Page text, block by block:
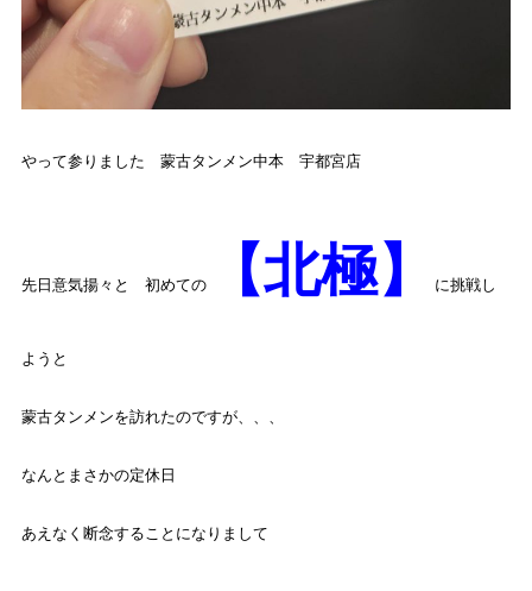
やって参りました 蒙古タンメン中本 宇都宮店
先日意気揚々と 初めての【北極】 に挑戦し
ようと
蒙古タンメンを訪れたのですが、、、
なんとまさかの定休日
あえなく断念することになりまして